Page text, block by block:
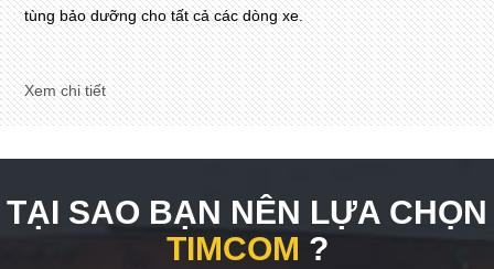
tùng bảo dưỡng cho tất cả các dòng xe.
Xem chi tiết
TẠI SAO BẠN NÊN LỰA CHỌN
TIMCOM ?